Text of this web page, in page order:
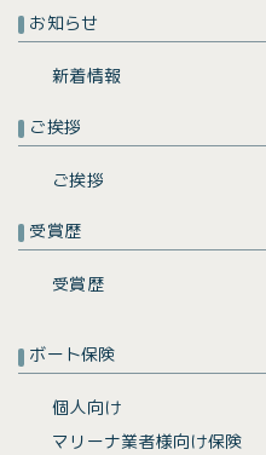
お知らせ
新着情報
ご挨拶
ご挨拶
受賞歴
受賞歴
ボート保険
個人向け
マリーナ業者様向け保険